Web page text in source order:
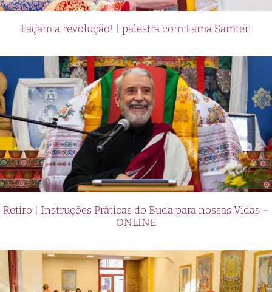
Façam a revolução! | palestra com Lama Samten
Retiro | Instruções Práticas do Buda para nossas Vidas –
ONLINE